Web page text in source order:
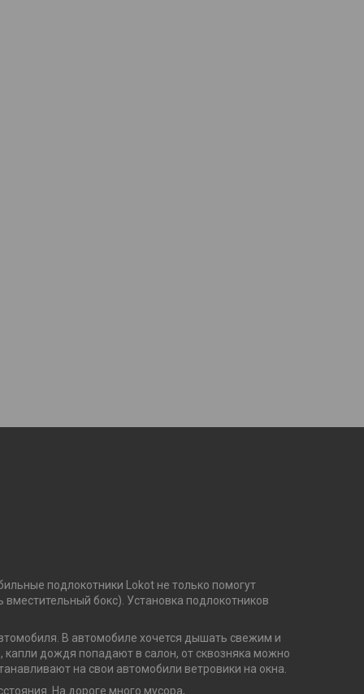
подлокотники Lokot не только помогут
бокс). Установка подлокотников
В автомобиле хочется дышать свежим и
капли дождя попадают в салон, от сквозняка можно
на свои автомобили ветровики на окна.
На дороге много мусора,